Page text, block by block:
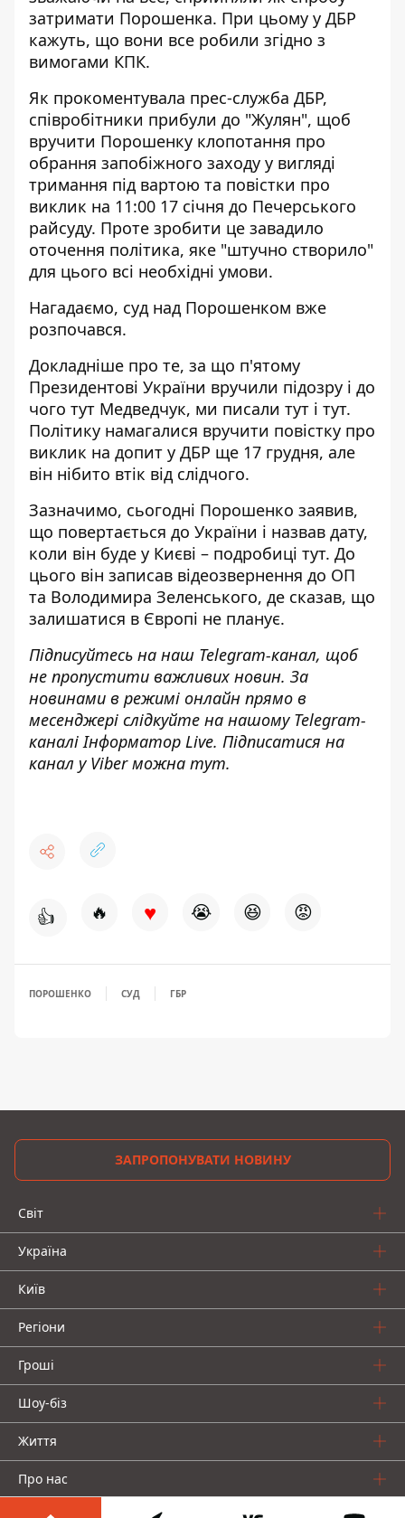
затримати Порошенка. При цьому у ДБР
кажуть, що вони все робили згідно з
вимогами КПК.
Як прокоментувала прес-служба ДБР,
співробітники прибули до "Жулян", щоб
вручити Порошенку клопотання про
обрання запобіжного заходу у вигляді
тримання під вартою та повістки про
виклик на 11:00 17 січня до Печерського
райсуду. Проте зробити це завадило
оточення політика, яке "штучно створило"
для цього всі необхідні умови.
Нагадаємо, суд над Порошенком вже
розпочався.
Докладніше про те, за що п'ятому
Президентові України вручили підозру і до
чого тут Медведчук, ми писали тут і тут.
Політику намагалися вручити повістку про
виклик на допит у ДБР ще 17 грудня, але
він нібито втік від слідчого.
Зазначимо, сьогодні Порошенко заявив,
що повертається до України і назвав дату,
коли він буде у Києві – подробиці тут. До
цього він записав відеозвернення до ОП
та Володимира Зеленського, де сказав, що
залишатися в Європі не планує.
Підписуйтесь на наш Telegram-канал, щоб
не пропустити важливих новин. За
новинами в режимі онлайн прямо в
месенджері слідкуйте на нашому Telegram-
каналіІнформатор Live. Підписатися на
канал у Viber можна тут.
👍 🔥 ♥ 😭 😆 😡
ПОРОШЕНКО СУД ГБР
ЗАПРОПОНУВАТИ НОВИНУ
Світ
Україна
Київ
Регіони
Гроші
Шоу-біз
Життя
Про нас